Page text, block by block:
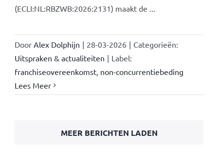
(ECLI:NL:RBZWB:2026:2131) maakt de ...
Door Alex Dolphijn | 28-03-2026 | Categorieën:
Uitspraken & actualiteiten | Label:
franchiseovereenkomst, non-concurrentiebeding
Lees Meer
MEER BERICHTEN LADEN